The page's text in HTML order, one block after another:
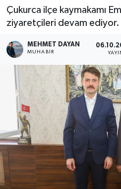
Çukurca ilçe kaymakamı
ziyaretçileri devam ediyor.
MEHMET DAYAN
MUHABIR
Gündem
Son Dakika
Teknoloji
Yaşam
Haber Arşivi